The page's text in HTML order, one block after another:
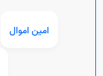
امین اموال